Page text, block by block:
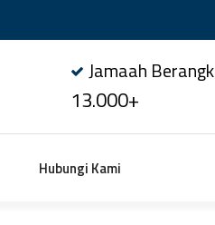
Jamaah
13.000+
Hubungi Kami